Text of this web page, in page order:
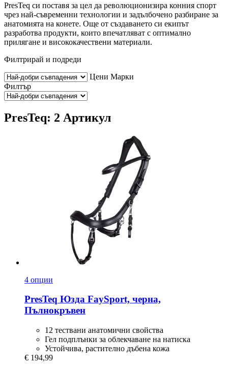
PresTeq си поставя за цел да революционизира конния спорт
чрез най-съвременни технологии и задълбочено разбиране за
анатомията на конете. Още от създаването си екипът
разработва продукти, които впечатляват с оптимално
прилягане и висококачествени материали.
Филтрирай и подреди
Цени Марки
Филтър
PresTeq: 2 Артикул
4 опции
PresTeq Юзда FaySport, черна,
Пълнокръвен
12 тествани анатомични свойства
Гел подплънки за облекчаване на натиска
Устойчива, растително дъбена кожа
€ 194,99